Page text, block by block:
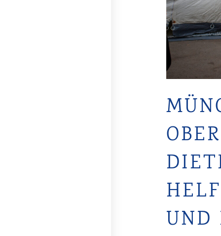
UND